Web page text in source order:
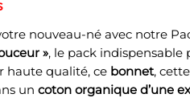
Le
actuel
est :
100 Dhs.
nouveau-né avec notre
», le pack indispensable
haute qualité, ce bonnet, cette
un coton organique d’une